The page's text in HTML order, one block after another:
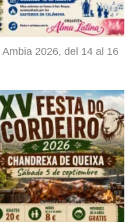
2026, del 14 al 16